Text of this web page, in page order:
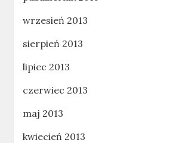
wrzesień 2013
sierpień 2013
lipiec 2013
czerwiec 2013
maj 2013
kwiecień 2013